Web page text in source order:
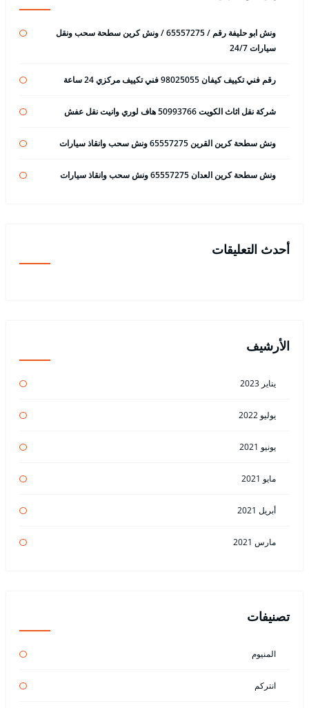
ونش ابو حليفة رقم / 65557275 / ونش كرين سطحة سحب ونقل
سيارات 24/7
رقم فني تكييف كيفان 98025055 فني تكييف مركزي 24 ساعة
شركة نقل اثاث الكويت 50993766 هاف لوري وانيت نقل عفش
ونش سطحة كرين القرين 65557275 ونش سحب وانقاذ سيارات
ونش سطحة كرين العدان 65557275 ونش سحب وانقاذ سيارات
أحدث التعليقات
الأرشيف
يناير 2023
يوليو 2022
يونيو 2021
مايو 2021
أبريل 2021
مارس 2021
تصنيفات
المنيوم
انتركم